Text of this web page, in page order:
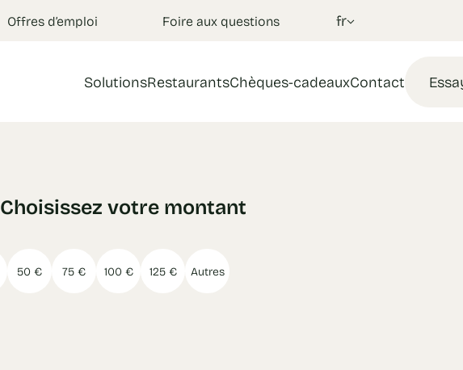
Offres d’emploi Foire aux questions fr
SolutionsRestaurantsChèques-cadeauxContact
Choisissez votre montant
50 € 75 € 100 € 125 € Autres